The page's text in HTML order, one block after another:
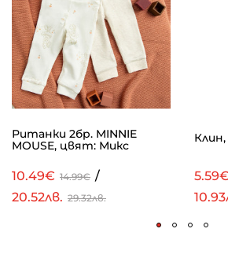
Ританки 2бр. MINNIE
MOUSE, цвят: Микс
10.49€ 14.99€ /
20.52лв. 29.32лв.
5.59€